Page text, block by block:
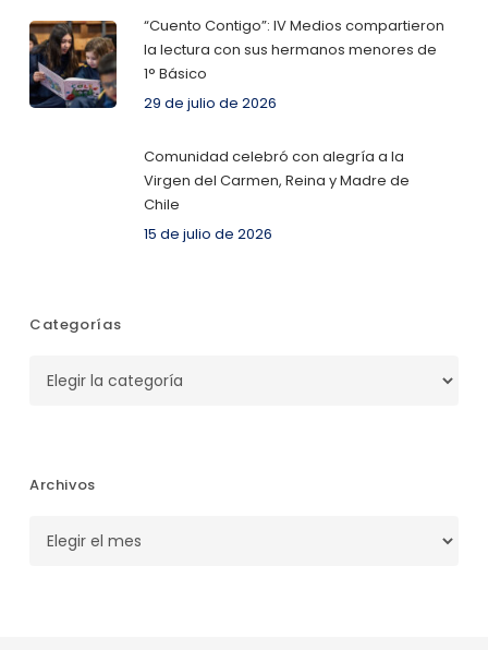
“Cuento Contigo”: IV Medios compartieron
la lectura con sus hermanos menores de
1° Básico
29 de julio de 2026
Comunidad celebró con alegría a la
Virgen del Carmen, Reina y Madre de
Chile
15 de julio de 2026
Categorías
Archivos